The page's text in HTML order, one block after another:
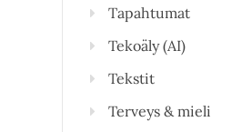
Tapahtumat
Tekoäly (AI)
Tekstit
Terveys & mieli